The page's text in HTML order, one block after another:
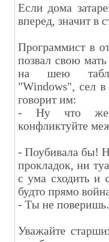
Если дома
вперед, значит в
Программист в
позвал свою
на шею
"Windows", сел
говорит им:
- Ну что же
конфликтуйте
- Поубивала бы!
прокладок, ни
с ума сходить и
будто прямо
- Ты не
Уважайте